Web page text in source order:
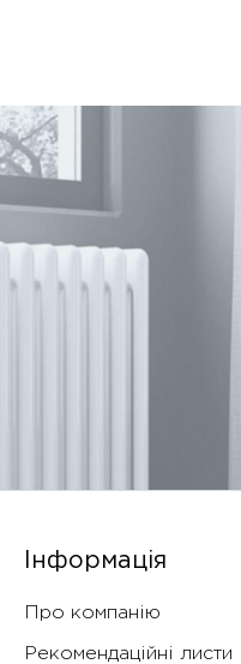
Інформація
Про компанію
Рекомендаційні листи